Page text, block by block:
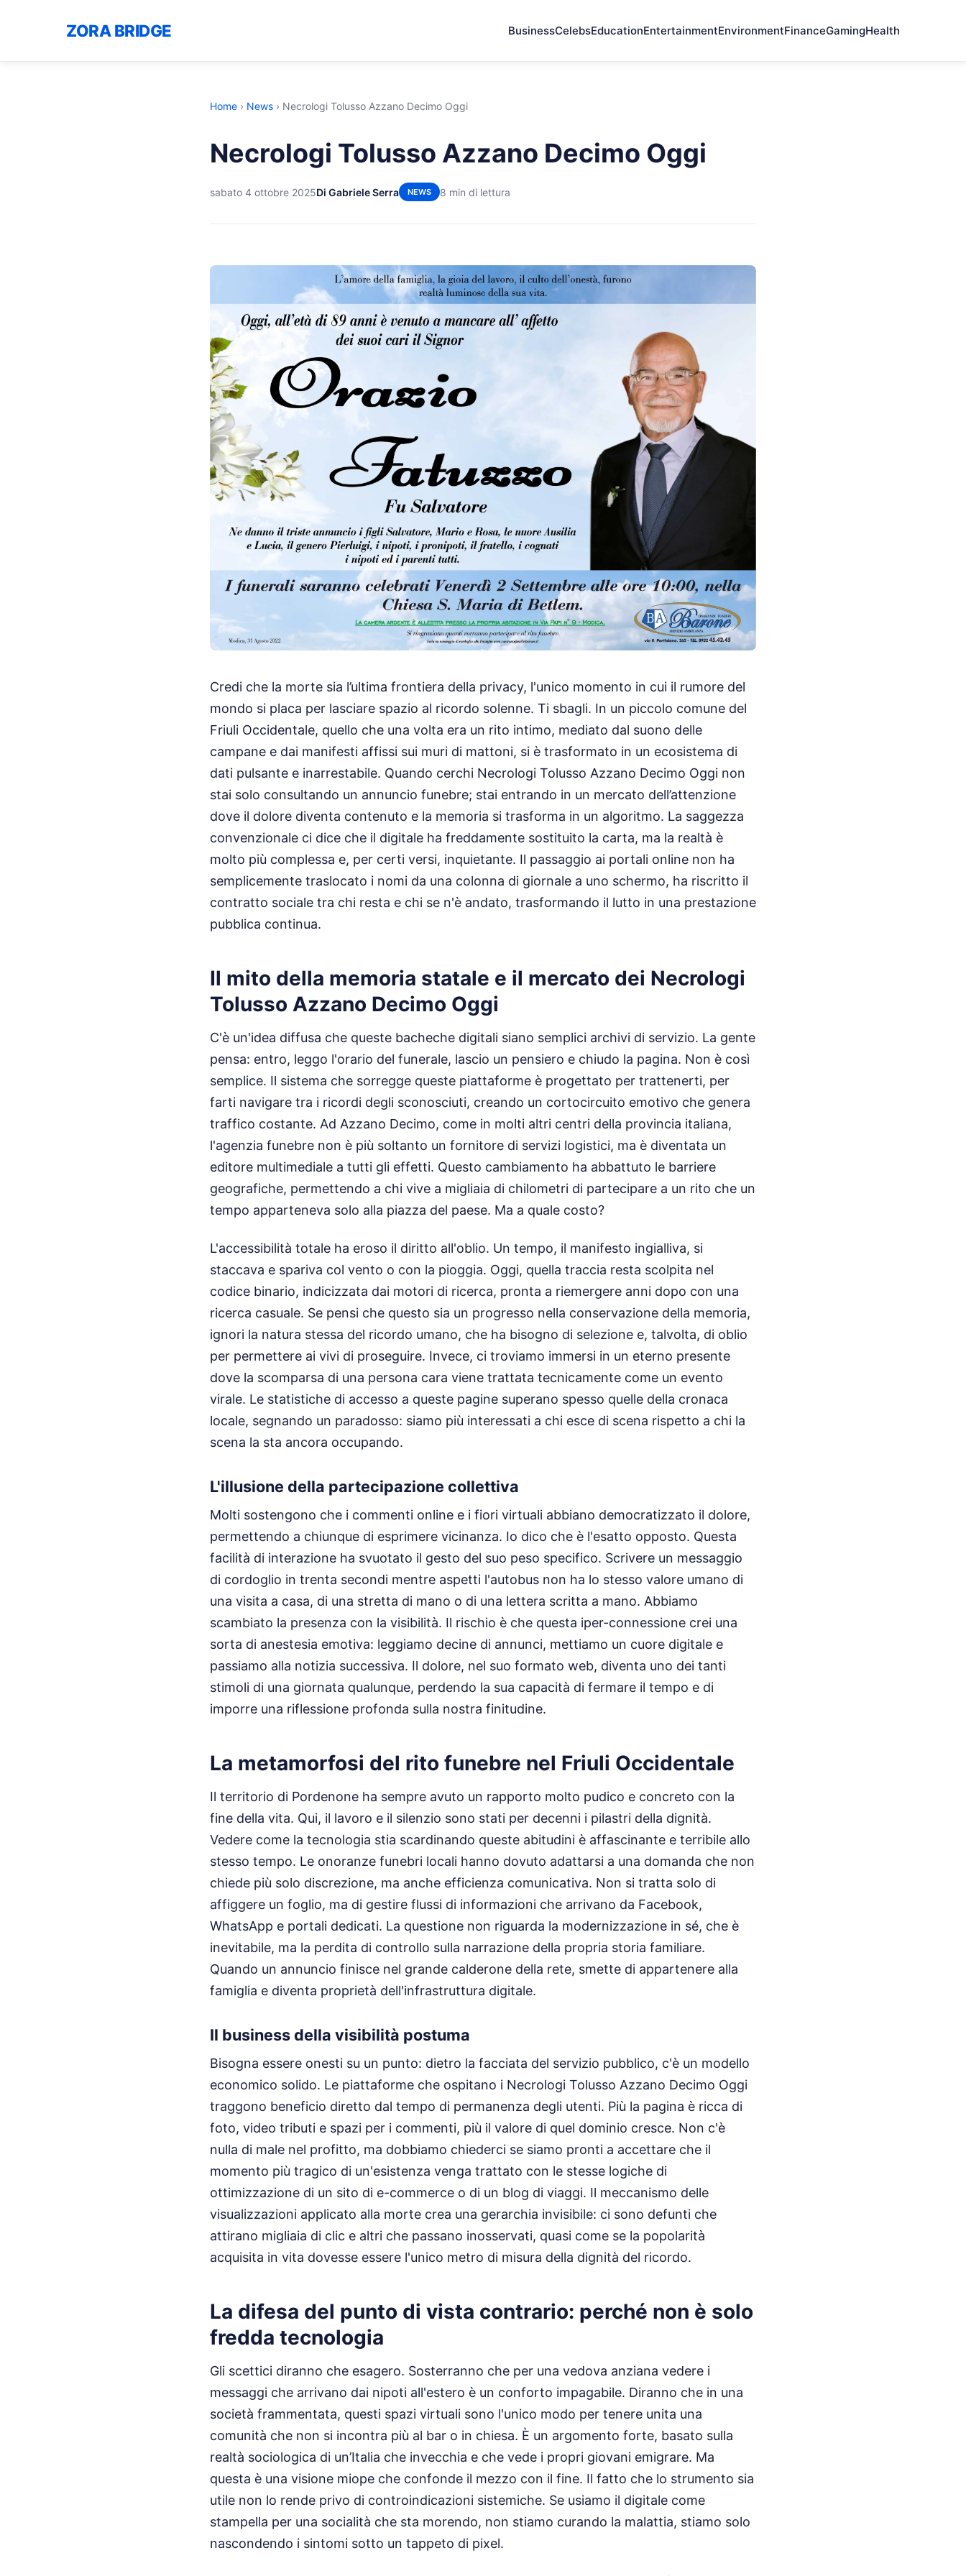
ZORA BRIDGE BusinessCelebsEducationEntertainmentEnvironmentFinanceGamingHealth
Home › News › Necrologi Tolusso Azzano Decimo Oggi
Necrologi Tolusso Azzano Decimo Oggi
sabato 4 ottobre 2025Di Gabriele Serra NEWS 8 min di lettura
Credi che la morte sia l’ultima frontiera della privacy, l'unico momento in cui il rumore del
mondo si placa per lasciare spazio al ricordo solenne. Ti sbagli. In un piccolo comune del
Friuli Occidentale, quello che una volta era un rito intimo, mediato dal suono delle
campane e dai manifesti affissi sui muri di mattoni, si è trasformato in un ecosistema di
dati pulsante e inarrestabile. Quando cerchi Necrologi Tolusso Azzano Decimo Oggi non
stai solo consultando un annuncio funebre; stai entrando in un mercato dell’attenzione
dove il dolore diventa contenuto e la memoria si trasforma in un algoritmo. La saggezza
convenzionale ci dice che il digitale ha freddamente sostituito la carta, ma la realtà è
molto più complessa e, per certi versi, inquietante. Il passaggio ai portali online non ha
semplicemente traslocato i nomi da una colonna di giornale a uno schermo, ha riscritto il
contratto sociale tra chi resta e chi se n'è andato, trasformando il lutto in una prestazione
pubblica continua.
Il mito della memoria statale e il mercato dei Necrologi
Tolusso Azzano Decimo Oggi
C'è un'idea diffusa che queste bacheche digitali siano semplici archivi di servizio. La gente
pensa: entro, leggo l'orario del funerale, lascio un pensiero e chiudo la pagina. Non è così
semplice. Il sistema che sorregge queste piattaforme è progettato per trattenerti, per
farti navigare tra i ricordi degli sconosciuti, creando un cortocircuito emotivo che genera
traffico costante. Ad Azzano Decimo, come in molti altri centri della provincia italiana,
l'agenzia funebre non è più soltanto un fornitore di servizi logistici, ma è diventata un
editore multimediale a tutti gli effetti. Questo cambiamento ha abbattuto le barriere
geografiche, permettendo a chi vive a migliaia di chilometri di partecipare a un rito che un
tempo apparteneva solo alla piazza del paese. Ma a quale costo?
L'accessibilità totale ha eroso il diritto all'oblio. Un tempo, il manifesto ingialliva, si
staccava e spariva col vento o con la pioggia. Oggi, quella traccia resta scolpita nel
codice binario, indicizzata dai motori di ricerca, pronta a riemergere anni dopo con una
ricerca casuale. Se pensi che questo sia un progresso nella conservazione della memoria,
ignori la natura stessa del ricordo umano, che ha bisogno di selezione e, talvolta, di oblio
per permettere ai vivi di proseguire. Invece, ci troviamo immersi in un eterno presente
dove la scomparsa di una persona cara viene trattata tecnicamente come un evento
virale. Le statistiche di accesso a queste pagine superano spesso quelle della cronaca
locale, segnando un paradosso: siamo più interessati a chi esce di scena rispetto a chi la
scena la sta ancora occupando.
L'illusione della partecipazione collettiva
Molti sostengono che i commenti online e i fiori virtuali abbiano democratizzato il dolore,
permettendo a chiunque di esprimere vicinanza. Io dico che è l'esatto opposto. Questa
facilità di interazione ha svuotato il gesto del suo peso specifico. Scrivere un messaggio
di cordoglio in trenta secondi mentre aspetti l'autobus non ha lo stesso valore umano di
una visita a casa, di una stretta di mano o di una lettera scritta a mano. Abbiamo
scambiato la presenza con la visibilità. Il rischio è che questa iper-connessione crei una
sorta di anestesia emotiva: leggiamo decine di annunci, mettiamo un cuore digitale e
passiamo alla notizia successiva. Il dolore, nel suo formato web, diventa uno dei tanti
stimoli di una giornata qualunque, perdendo la sua capacità di fermare il tempo e di
imporre una riflessione profonda sulla nostra finitudine.
La metamorfosi del rito funebre nel Friuli Occidentale
Il territorio di Pordenone ha sempre avuto un rapporto molto pudico e concreto con la
fine della vita. Qui, il lavoro e il silenzio sono stati per decenni i pilastri della dignità.
Vedere come la tecnologia stia scardinando queste abitudini è affascinante e terribile allo
stesso tempo. Le onoranze funebri locali hanno dovuto adattarsi a una domanda che non
chiede più solo discrezione, ma anche efficienza comunicativa. Non si tratta solo di
affiggere un foglio, ma di gestire flussi di informazioni che arrivano da Facebook,
WhatsApp e portali dedicati. La questione non riguarda la modernizzazione in sé, che è
inevitabile, ma la perdita di controllo sulla narrazione della propria storia familiare.
Quando un annuncio finisce nel grande calderone della rete, smette di appartenere alla
famiglia e diventa proprietà dell'infrastruttura digitale.
Il business della visibilità postuma
Bisogna essere onesti su un punto: dietro la facciata del servizio pubblico, c'è un modello
economico solido. Le piattaforme che ospitano i Necrologi Tolusso Azzano Decimo Oggi
traggono beneficio diretto dal tempo di permanenza degli utenti. Più la pagina è ricca di
foto, video tributi e spazi per i commenti, più il valore di quel dominio cresce. Non c'è
nulla di male nel profitto, ma dobbiamo chiederci se siamo pronti a accettare che il
momento più tragico di un'esistenza venga trattato con le stesse logiche di
ottimizzazione di un sito di e-commerce o di un blog di viaggi. Il meccanismo delle
visualizzazioni applicato alla morte crea una gerarchia invisibile: ci sono defunti che
attirano migliaia di clic e altri che passano inosservati, quasi come se la popolarità
acquisita in vita dovesse essere l'unico metro di misura della dignità del ricordo.
La difesa del punto di vista contrario: perché non è solo
fredda tecnologia
Gli scettici diranno che esagero. Sosterranno che per una vedova anziana vedere i
messaggi che arrivano dai nipoti all'estero è un conforto impagabile. Diranno che in una
società frammentata, questi spazi virtuali sono l'unico modo per tenere unita una
comunità che non si incontra più al bar o in chiesa. È un argomento forte, basato sulla
realtà sociologica di un’Italia che invecchia e che vede i propri giovani emigrare. Ma
questa è una visione miope che confonde il mezzo con il fine. Il fatto che lo strumento sia
utile non lo rende privo di controindicazioni sistemiche. Se usiamo il digitale come
stampella per una socialità che sta morendo, non stiamo curando la malattia, stiamo solo
nascondendo i sintomi sotto un tappeto di pixel.